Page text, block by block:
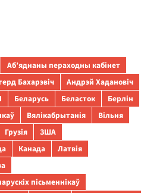
Аб’яднаны пераходны кабінет
Бахарэвіч
Андрэй Хадановіч
Беларусь Беласток
Берлін
Вялікабрытанія
Вільня
Грузія
ЗША
Канада
Латвія
пісьменнікаў